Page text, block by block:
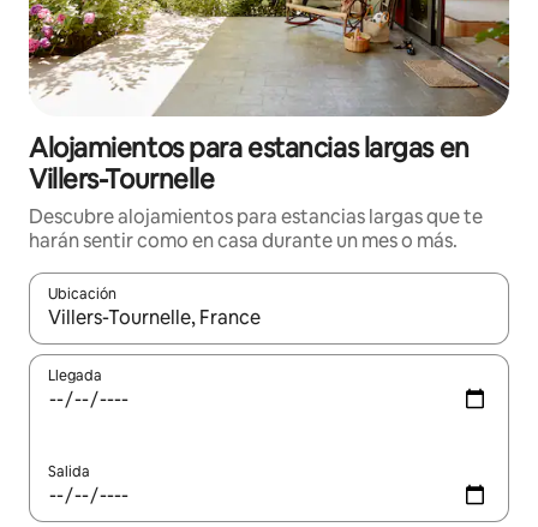
Alojamientos para estancias largas en
Villers-Tournelle
Descubre alojamientos para estancias largas que te
harán sentir como en casa durante un mes o más.
Ubicación
Cuando los resultados estén disponibles, podrás navegar
Llegada
Salida